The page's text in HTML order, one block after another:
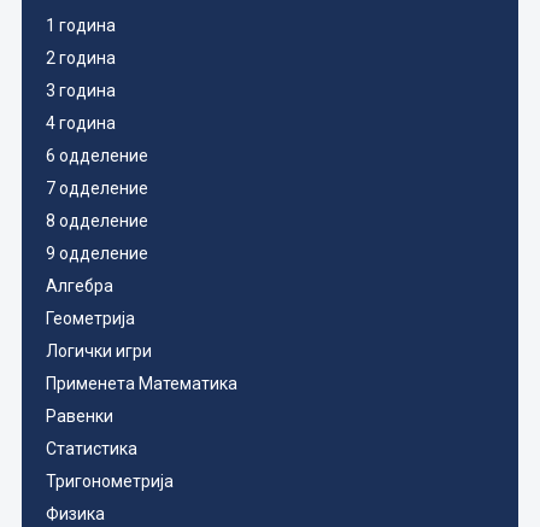
1 година
2 година
3 година
4 година
6 одделение
7 одделение
8 одделение
9 одделение
Алгебра
Геометрија
Логички игри
Применета Математика
Равенки
Статистика
Тригонометрија
Физика